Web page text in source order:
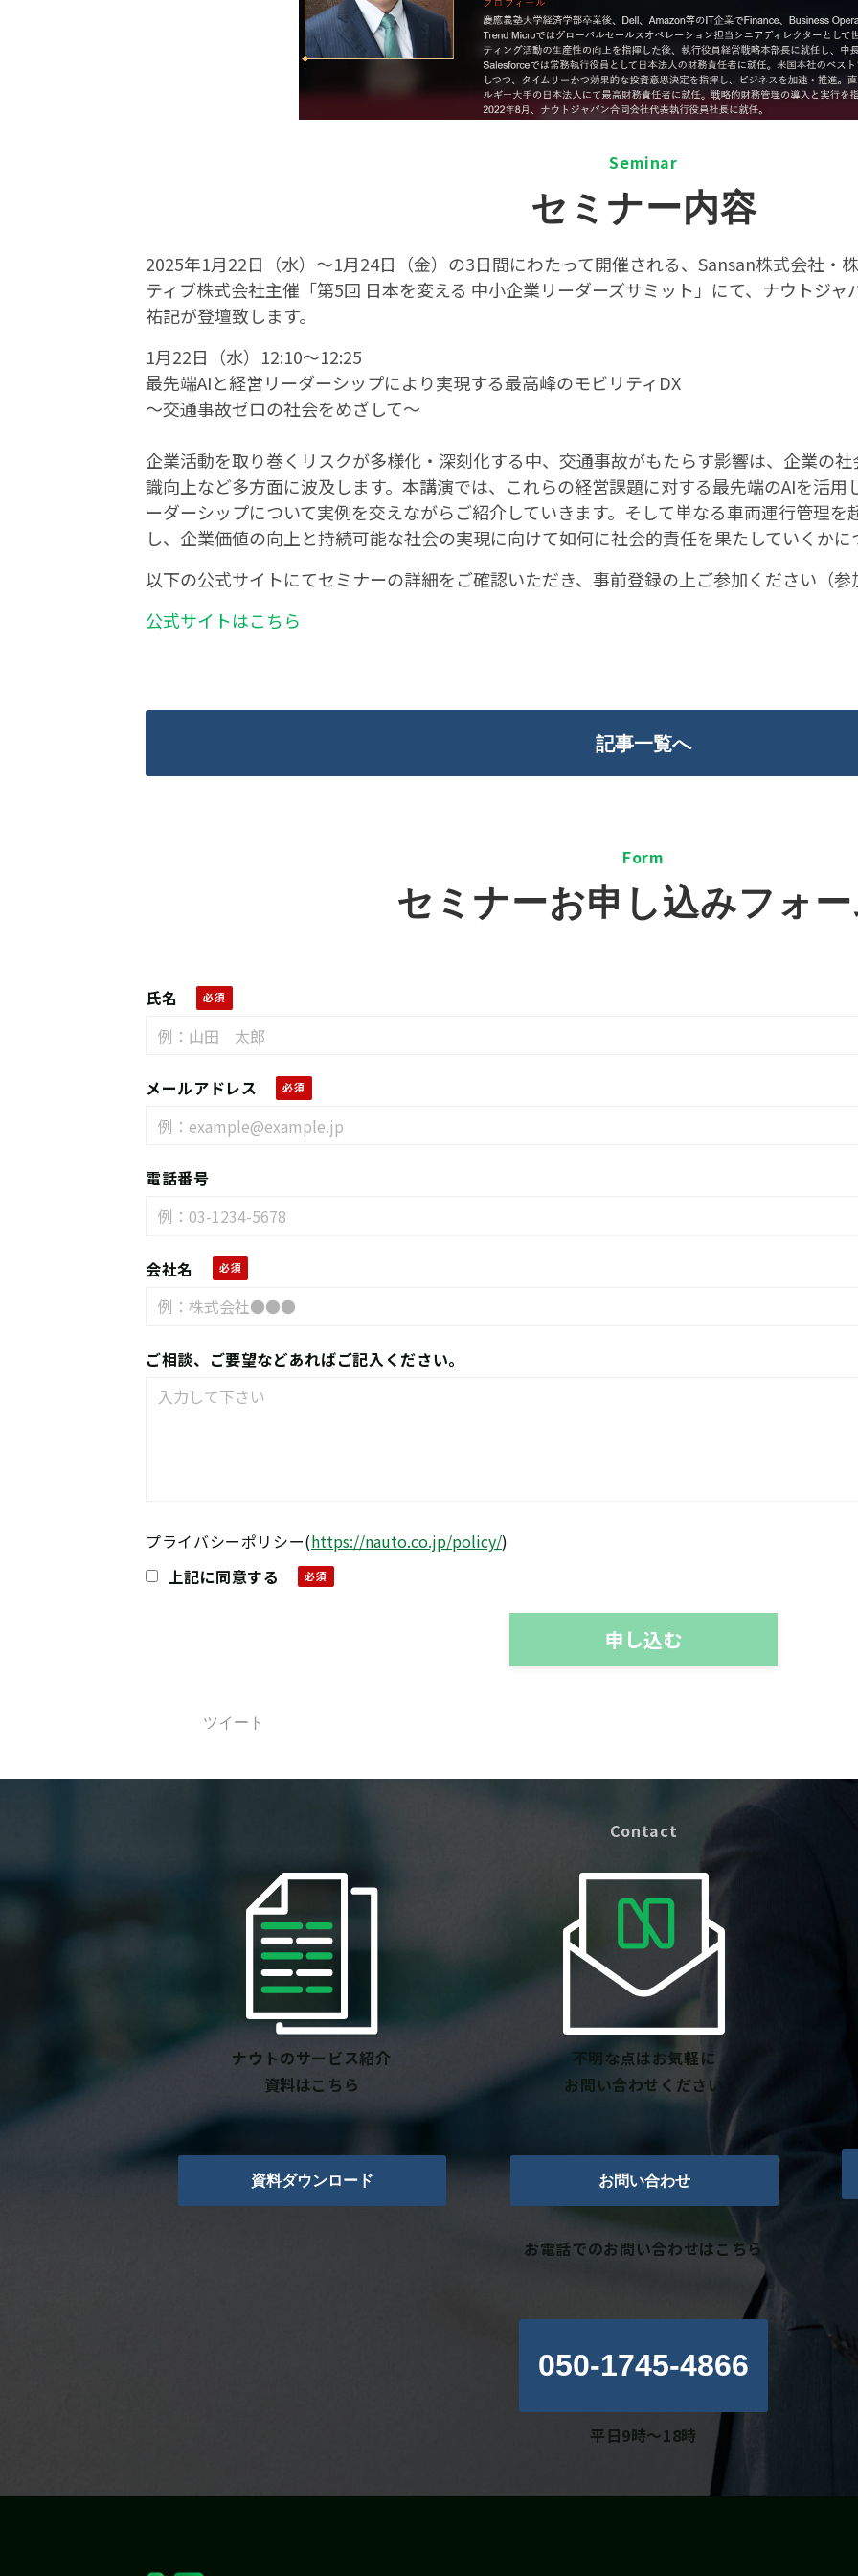
Seminar
セミナー内容
2025年1月22日（水）～1月24日（金）の3日間にわたって開催される、Sansan株式会社・
ティブ株式会社主催「第5回 日本を変える 中小企業リーダーズサミット」にて、ナウトジ
祐記が登壇致します。
1月22日（水）12:10～12:25
最先端AIと経営リーダーシップにより実現する最高峰のモビリティDX
〜交通事故ゼロの社会をめざして〜
企業活動を取り巻くリスクが多様化・深刻化する中、交通事故がもたらす影響は、企業の
識向上など多方面に波及します。本講演では、これらの経営課題に対する最先端のAIを活
ーダーシップについて実例を交えながらご紹介していきます。そして単なる車両運行管理
し、企業価値の向上と持続可能な社会の実現に向けて如何に社会的責任を果たしていくかに
以下の公式サイトにてセミナーの詳細をご確認いただき、事前登録の上ご参加ください（
公式サイトはこちら
記事一覧へ
Form
セミナーお申し込みフォ
氏名
メールアドレス
電話番号
会社名
ご相談、ご要望などあればご記入ください。
プライバシーポリシー(https://nauto.co.jp/policy/)
上記に同意する
ツイート
Contact
ナウトのサービス紹介
資料はこちら
資料ダウンロード
不明な点はお気軽に
お問い合わせください
お問い合わせ
お電話でのお問い合わせはこちら
050-1745-4866
平日9時～18時